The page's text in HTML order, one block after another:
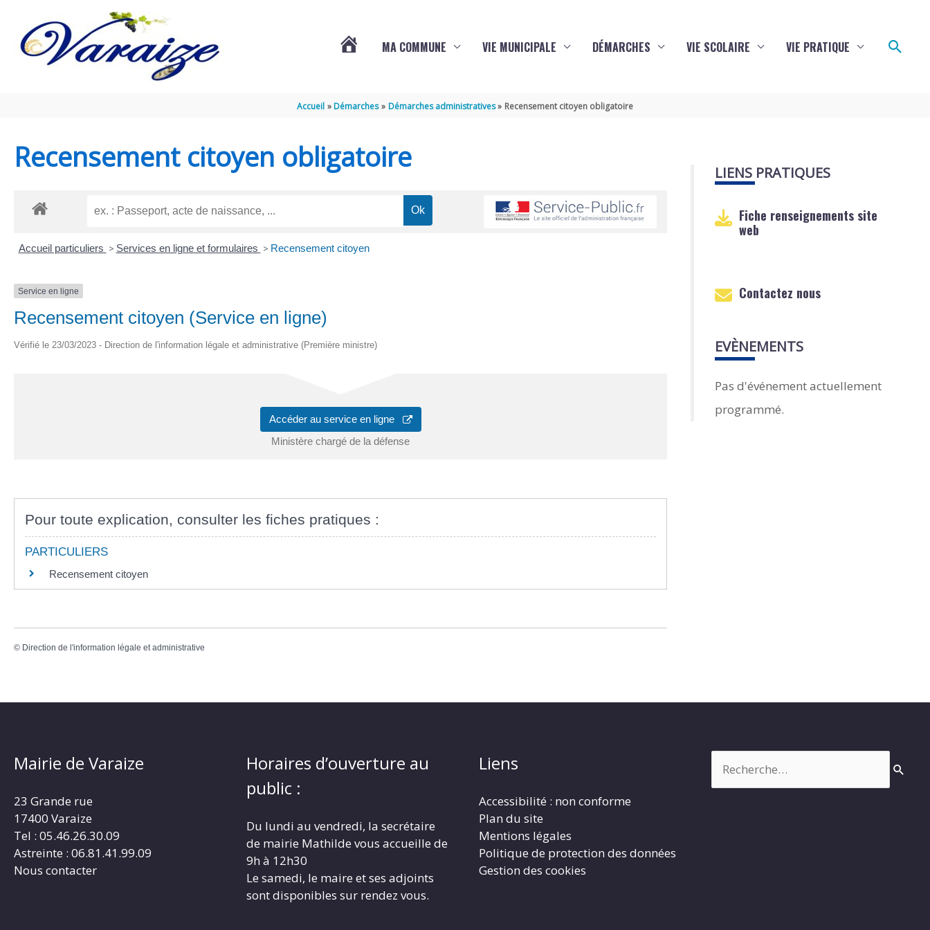
DE
VARAIZE
MA COMMUNE VIE MUNICIPALE DÉMARCHES VIE SCOLAIRE VIE PRATIQUE
Accueil Démarches Démarches administratives Recensement citoyen obligatoire
Recensement citoyen obligatoire
Accueil particuliers > Services en ligne et formulaires > Recensement citoyen
Service en ligne
Recensement citoyen (Service en ligne)
Vérifié le 23/03/2023 - Direction de l'information légale et administrative (Première ministre)
Accéder au service en ligne
Ministère chargé de la défense
Pour toute explication, consulter les fiches pratiques :
PARTICULIERS
Recensement citoyen
© Direction de l'information légale et administrative
LIENS PRATIQUES
Fiche renseignements site
web
Contactez nous
EVÈNEMENTS
Pas d'événement actuellement
programmé.
Mairie de Varaize
23 Grande rue
17400 Varaize
Tel : 05.46.26.30.09
Astreinte : 06.81.41.99.09
Nous contacter
Horaires d’ouverture au
public :
Du lundi au vendredi, la secrétaire
de mairie Mathilde vous accueille de
9h à 12h30
Le samedi, le maire et ses adjoints
sont disponibles sur rendez vous.
Liens
Accessibilité : non conforme
Plan du site
Mentions légales
Politique de protection des données
Gestion des cookies